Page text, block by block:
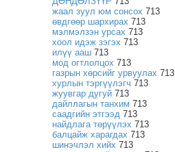
жаал зуул юм сонсох 713
өвдгөөр шархирах 713
мэлмэлзэн урсах 713
хоол идэж зэгэх 713
илүү ааш713
мод огтлолцох 713
газрын хөрсийг урвуулах 713
хурлын тэргүүлэгч 713
жуувгар дугуй713
дайллагын танхим 713
саадгийн этгээд713
найдлага төрүүлэх 713
балцайж харагдах 713
шинэчлэл хийх 713